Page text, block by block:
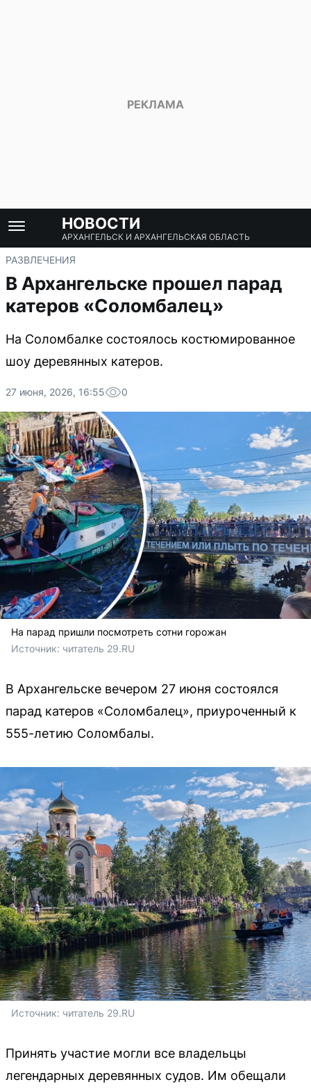
НОВОСТИ
АРХАНГЕЛЬСК И АРХАНГЕЛЬСКАЯ ОБЛАСТЬ
РАЗВЛЕЧЕНИЯ
В Архангельске прошел парад
катеров «Соломбалец»
На Соломбалке состоялось костюмированное
шоу деревянных катеров.
27 июня, 2026, 16:55 0
На парад пришли посмотреть сотни горожан
Источник: читатель 29.RU
В Архангельске вечером 27 июня состоялся
парад катеров «Соломбалец», приуроченный к
555-летию Соломбалы.
Источник: читатель 29.RU
Принять участие могли все владельцы
легендарных деревянных судов. Им обещали